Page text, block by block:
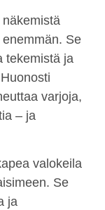
Se
tekemistä ja
varjoja,
– ja
valokeila
Se
ja